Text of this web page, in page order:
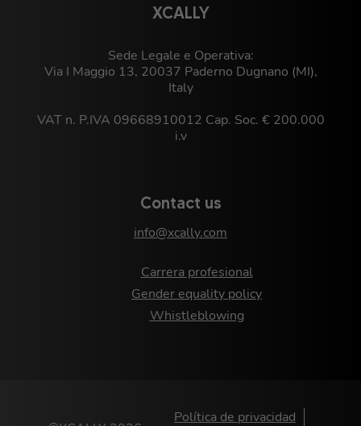
XCALLY
Sede Legale e Operativa:
Via I Maggio 13, 20037 Paderno Dugnano (MI),
Italy
VAT n. P.IVA 09668910012 Cap. Soc. € 200.000
i.v
Contact us
info@xcally.com
Carrera profesional
Gender equality policy
Whistleblowing
Política de privacidad